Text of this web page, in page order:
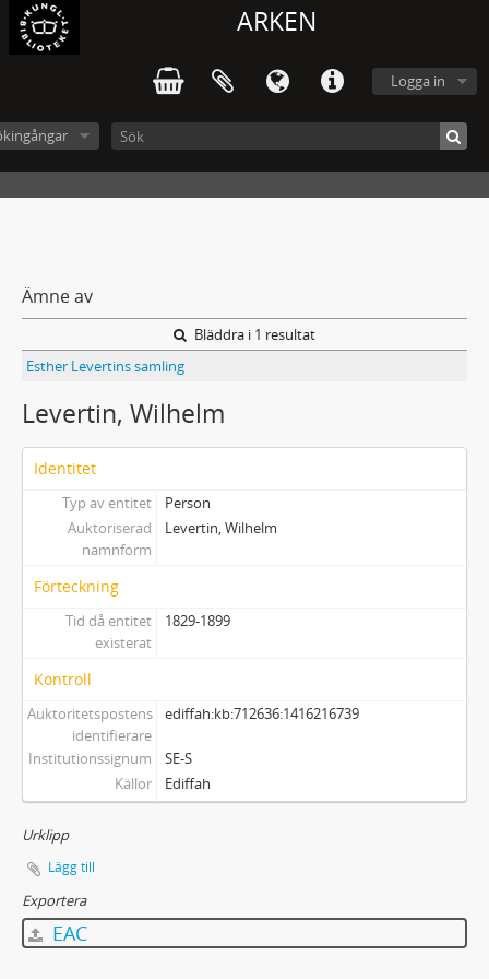
ARKEN
Logga in
Ämne av
Bläddra i 1 resultat
Esther Levertins samling
Levertin, Wilhelm
Identitet
Typ av entitet
Person
Auktoriserad
namnform
Levertin, Wilhelm
Förteckning
Tid då entitet
existerat
1829-1899
Kontroll
Auktoritetspostens
identifierare
ediffah:kb:712636:1416216739
Institutionssignum
SE-S
Källor
Ediffah
Urklipp
Lägg till
Exportera
EAC